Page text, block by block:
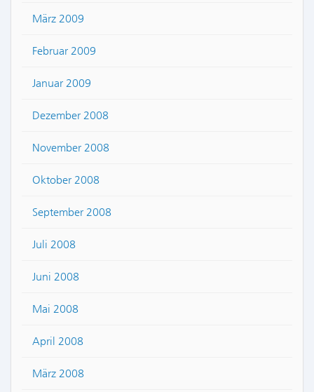
März 2009
Februar 2009
Januar 2009
Dezember 2008
November 2008
Oktober 2008
September 2008
Juli 2008
Juni 2008
Mai 2008
April 2008
März 2008